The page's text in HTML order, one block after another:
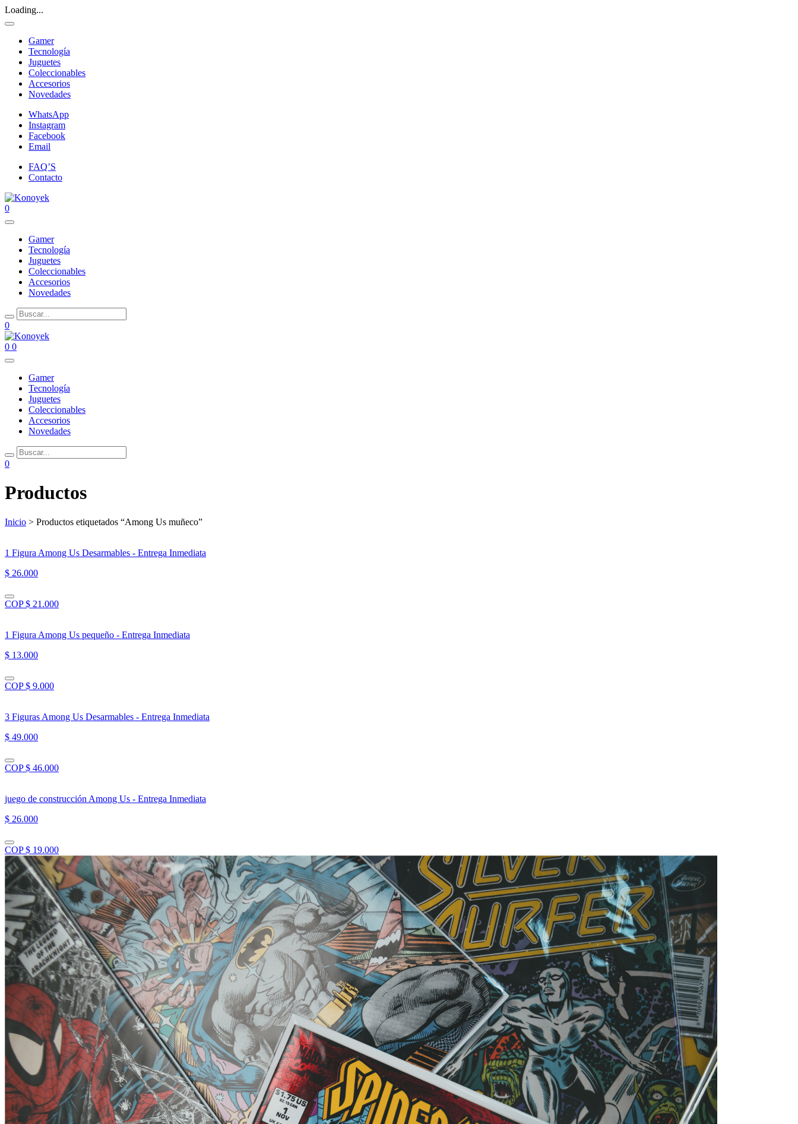
Loading...
Gamer
Tecnología
Juguetes
Coleccionables
Accesorios
Novedades
WhatsApp
Instagram
Facebook
Email
FAQ’S
Contacto
0
Gamer
Tecnología
Juguetes
Coleccionables
Accesorios
Novedades
0
0 0
Gamer
Tecnología
Juguetes
Coleccionables
Accesorios
Novedades
0
Productos
Inicio > Productos etiquetados “Among Us muñeco”
1 Figura Among Us Desarmables - Entrega Inmediata
$ 26.000
COP $ 21.000
1 Figura Among Us pequeño - Entrega Inmediata
$ 13.000
COP $ 9.000
3 Figuras Among Us Desarmables - Entrega Inmediata
$ 49.000
COP $ 46.000
juego de construcción Among Us - Entrega Inmediata
$ 26.000
COP $ 19.000